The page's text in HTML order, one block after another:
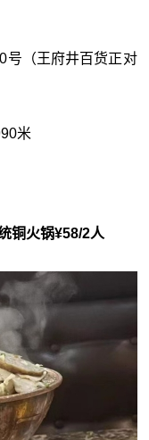
号（王府井百货正对
米
铜火锅¥58/2人